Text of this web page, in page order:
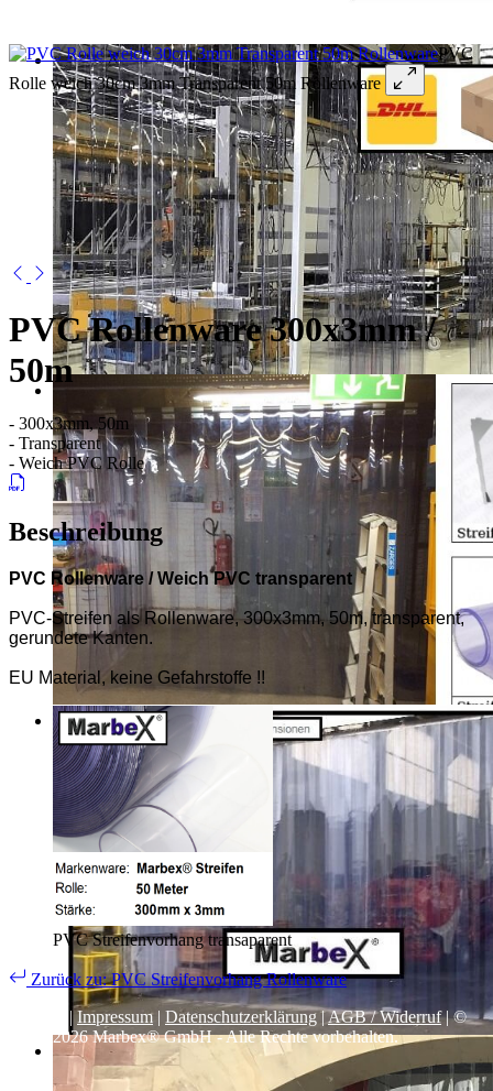
PVC
Rolle weich 30cm 3mm Transparent 50m Rollenware
PVC Rollenware 300x3mm /
50m
- 300x3mm, 50m
- Transparent
- Weich PVC Rolle
Beschreibung
PVC Rollenware / Weich PVC transparent
PVC-Streifen als Rollenware, 300x3mm, 50m, transparent,
gerundete Kanten.
EU Material, keine Gefahrstoffe !!
PVC Streifenvorhang transaparent
Zurück zu: PVC Streifenvorhang Rollenware
|Impressum | Datenschutzerklärung|AGB / Widerruf| ©
2026Marbex® GmbH - Alle Rechte vorbehalten.